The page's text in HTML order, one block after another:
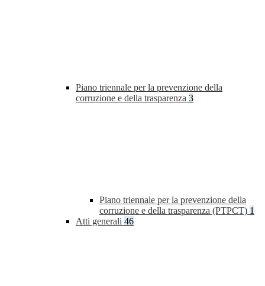
Piano triennale per la prevenzione della
corruzione e della trasparenza 3
Piano triennale per la prevenzione della
corruzione e della trasparenza (PTPCT) 1
Atti generali 46